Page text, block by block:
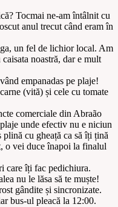
Tocmai ne-am întâlnit cu
anul trecut când eram în
un fel de lichior local. Am
noastră, dar e mult
empanadas pe plaje!
(vită) și cele cu tomate
comerciale din Abraão
unde efectiv nu e niciun
cu gheață ca să îți țină
o vei duce înapoi la finalul
care îți fac pedichiura.
nu le lăsa să te muște!
gândite și sincronizate.
bus-ul pleacă la 12:00.